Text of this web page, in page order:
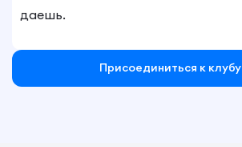
даешь.
Присоединиться к клубу